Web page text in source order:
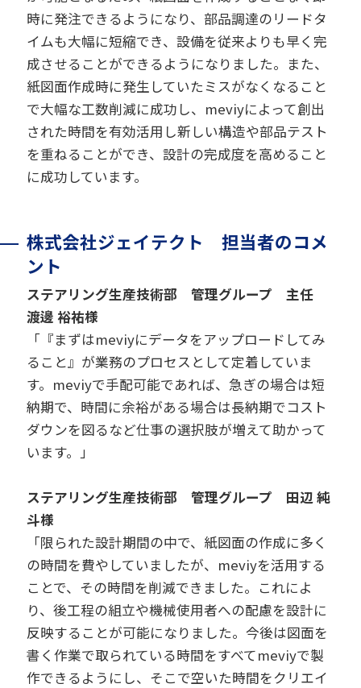
時に発注できるようになり、部品調達のリードタ
イムも大幅に短縮でき、設備を従来よりも早く完
成させることができるようになりました。また、
紙図面作成時に発生していたミスがなくなること
で大幅な工数削減に成功し、meviyによって創出
された時間を有効活用し新しい構造や部品テスト
を重ねることができ、設計の完成度を高めること
に成功しています。
株式会社ジェイテクト 担当者のコメ
ント
ステアリング生産技術部 管理グループ 主任
渡邊 裕祐様
「『まずはmeviyにデータをアップロードしてみ
ること』が業務のプロセスとして定着していま
す。meviyで手配可能であれば、急ぎの場合は短
納期で、時間に余裕がある場合は長納期でコスト
ダウンを図るなど仕事の選択肢が増えて助かって
います。」
ステアリング生産技術部 管理グループ 田辺 純
斗様
「限られた設計期間の中で、紙図面の作成に多く
の時間を費やしていましたが、meviyを活用する
ことで、その時間を削減できました。これによ
り、後工程の組立や機械使用者への配慮を設計に
反映することが可能になりました。今後は図面を
書く作業で取られている時間をすべてmeviyで製
作できるようにし、そこで空いた時間をクリエイ